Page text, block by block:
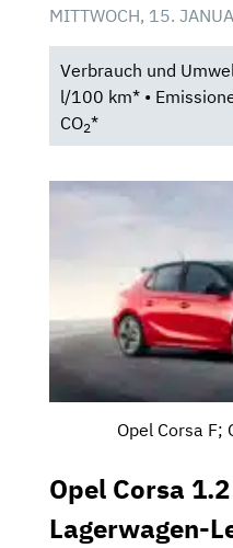
MITTWOCH, 15.
Verbrauch und
l/100 km* •
CO2*
Opel Corsa F;
Opel Corsa
Lagerwagen-